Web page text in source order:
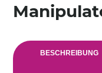
BESCHREIBUNG